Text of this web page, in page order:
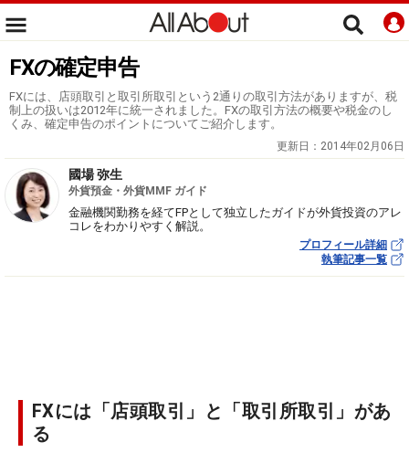
FXの確定申告
FXには、店頭取引と取引所取引という2通りの取引方法がありますが、税
制上の扱いは2012年に統一されました。FXの取引方法の概要や税金のし
くみ、確定申告のポイントについてご紹介します。
更新日： 2014年02月06日
國場 弥生
外貨預金・外貨MMF ガイド
金融機関勤務を経てFPとして独立したガイドが外貨投資のアレ
コレをわかりやすく解説。
プロフィール詳細
執筆記事一覧
FXには「店頭取引」と「取引所取引」があ
る